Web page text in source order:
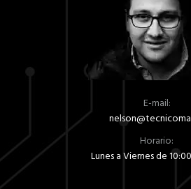
E-mail:
Horario:
Lunes a Viernes de